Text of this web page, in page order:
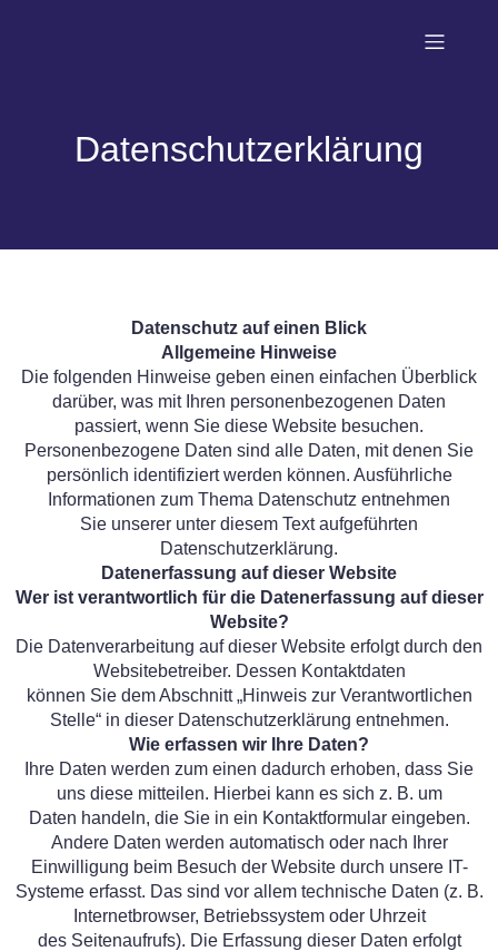
Datenschutzerklärung
Datenschutz auf einen Blick
Allgemeine Hinweise
Die folgenden Hinweise geben einen einfachen Überblick
darüber, was mit Ihren personenbezogenen Daten
passiert, wenn Sie diese Website besuchen.
Personenbezogene Daten sind alle Daten, mit denen Sie
persönlich identifiziert werden können. Ausführliche
Informationen zum Thema Datenschutz entnehmen
Sie unserer unter diesem Text aufgeführten
Datenschutzerklärung.
Datenerfassung auf dieser Website
Wer ist verantwortlich für die Datenerfassung auf dieser
Website?
Die Datenverarbeitung auf dieser Website erfolgt durch den
Websitebetreiber. Dessen Kontaktdaten
können Sie dem Abschnitt „Hinweis zur Verantwortlichen
Stelle“ in dieser Datenschutzerklärung entnehmen.
Wie erfassen wir Ihre Daten?
Ihre Daten werden zum einen dadurch erhoben, dass Sie
uns diese mitteilen. Hierbei kann es sich z. B. um
Daten handeln, die Sie in ein Kontaktformular eingeben.
Andere Daten werden automatisch oder nach Ihrer
Einwilligung beim Besuch der Website durch unsere IT-
Systeme erfasst. Das sind vor allem technische Daten (z. B.
Internetbrowser, Betriebssystem oder Uhrzeit
des Seitenaufrufs). Die Erfassung dieser Daten erfolgt